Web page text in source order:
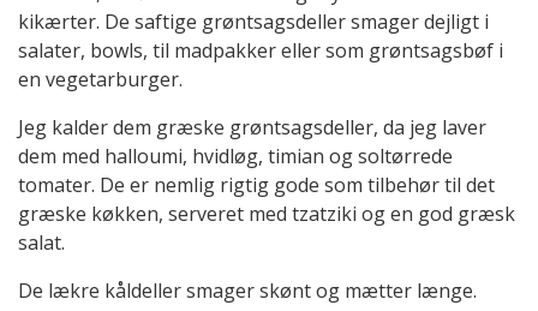
kikærter. De saftige grøntsagsdeller smager dejligt i
salater, bowls, til madpakker eller som grøntsagsbøf i
en vegetarburger.
Jeg kalder dem græske grøntsagsdeller, da jeg laver
dem med halloumi, hvidløg, timian og soltørrede
tomater. De er nemlig rigtig gode som tilbehør til det
græske køkken, serveret med tzatziki og en god græsk
salat.
De lækre kåldeller smager skønt og mætter længe.